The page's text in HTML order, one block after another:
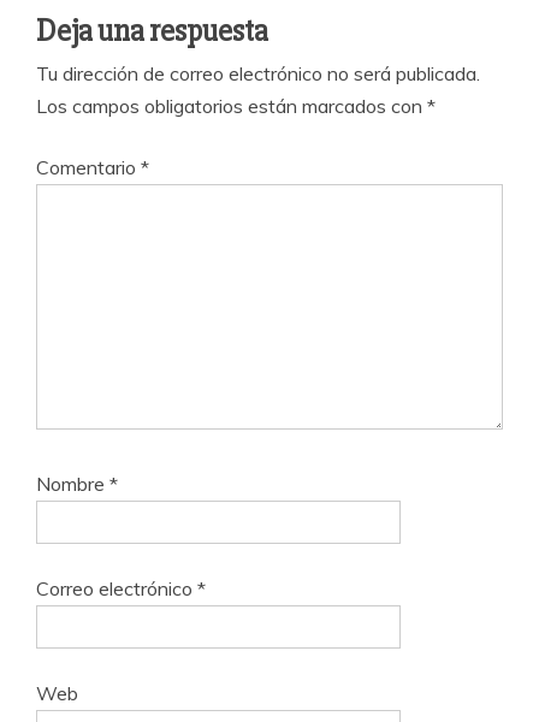
Deja una respuesta
Tu dirección de correo electrónico no será publicada.
Los campos obligatorios están marcados con *
Comentario *
Nombre *
Correo electrónico *
Web